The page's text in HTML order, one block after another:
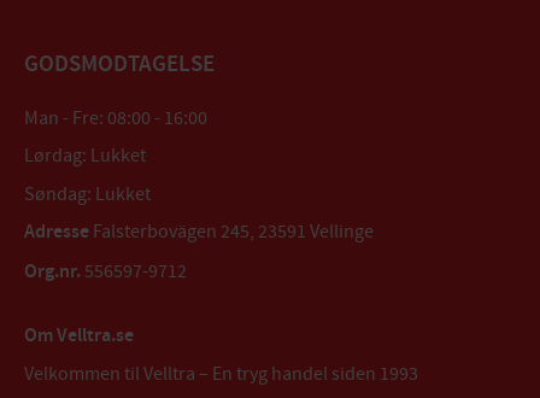
GODSMODTAGELSE
Man - Fre: 08:00 - 16:00
Lørdag: Lukket
Søndag: Lukket
Adresse Falsterbovägen 245, 23591 Vellinge
Org.nr. 556597-9712
Om Velltra.se
Velkommen til Velltra – En tryg handel siden 1993